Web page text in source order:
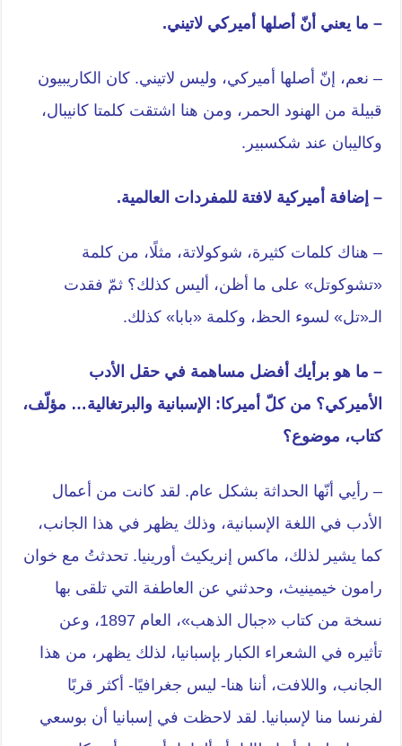
– ما يعني أنّ أصلها أميركي لاتيني.
– نعم، إنّ أصلها أميركي، وليس لاتيني. كان الكاريبيون
قبيلة من الهنود الحمر، ومن هنا اشتقت كلمتا كانيبال،
وكاليبان عند شكسبير.
– إضافة أميركية لافتة للمفردات العالمية.
– هناك كلمات كثيرة، شوكولاتة، مثلًا، من كلمة
«تشوكوتل» على ما أظن، أليس كذلك؟ ثمّ فقدت
الـ«تل» لسوء الحظ، وكلمة «بابا» كذلك.
– ما هو برأيك أفضل مساهمة في حقل الأدب
الأميركي؟ من كلّ أميركا: الإسبانية والبرتغالية… مؤلّف،
كتاب، موضوع؟
– رأيي أنّها الحداثة بشكل عام. لقد كانت من أعمال
الأدب في اللغة الإسبانية، وذلك يظهر في هذا الجانب،
كما يشير لذلك، ماكس إنريكيث أورينيا. تحدثتُ مع خوان
رامون خيمينيث، وحدثني عن العاطفة التي تلقى بها
نسخة من كتاب «جبال الذهب»، العام 1897، وعن
تأثيره في الشعراء الكبار بإسبانيا، لذلك يظهر، من هذا
الجانب، واللافت، أننا هنا- ليس جغرافيًا- أكثر قربًا
لفرنسا منا لإسبانيا. لقد لاحظت في إسبانيا أن بوسعي